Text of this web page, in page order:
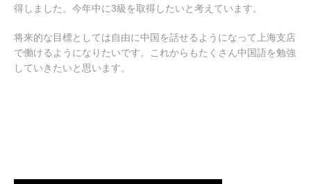
得しました。今年中に3級を取得したいと考えています。
将来的な目標としては自由に中国を話せるようになって上海支店
で働けるようになりたいです。これからもたくさん中国語を勉強
していきたいと思います。